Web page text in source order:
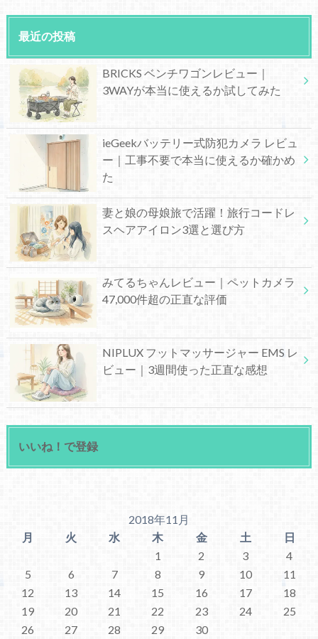
最近の投稿
BRICKS ベンチワゴンレビュー｜
3WAYが本当に使えるか試してみた
ieGeekバッテリー式防犯カメラ レビュ
ー｜工事不要で本当に使えるか確かめ
た
妻と娘の母娘旅で活躍！旅行コードレ
スヘアアイロン3選と選び方
みてるちゃんレビュー｜ペットカメラ
47,000件超の正直な評価
NIPLUX フットマッサージャー EMS レ
ビュー｜3週間使った正直な感想
いいね！で登録
2018年11月
月
火 水 木 金 土
日
1
2 3
4
5
6 7 8 9 10
11
12
13 14 15 16 17
18
19
20 21 22 23 24
25
26
27 28 29
30